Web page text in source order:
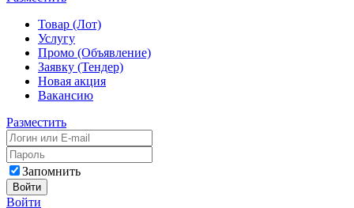
Товар (Лот)
Услугу
Промо (Объявление)
Заявку (Тендер)
Новая акция
Вакансию
Разместить
Запомнить
Войти
Войти